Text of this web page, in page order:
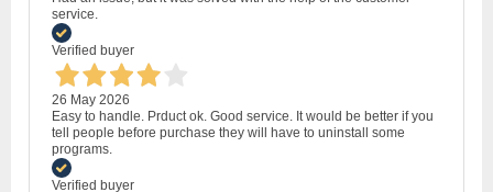
service.
Verified buyer
26 May 2026
Easy to handle. Prduct ok. Good service. It would be better if you
tell people before purchase they will have to uninstall some
programs.
Verified buyer